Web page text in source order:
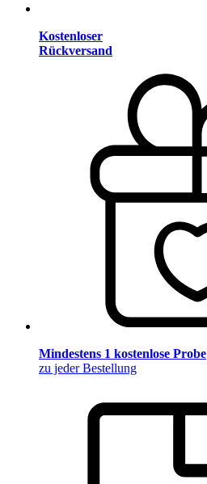
Kostenloser
Rückversand
Mindestens 1 kostenlose Probe
zu jeder Bestellung